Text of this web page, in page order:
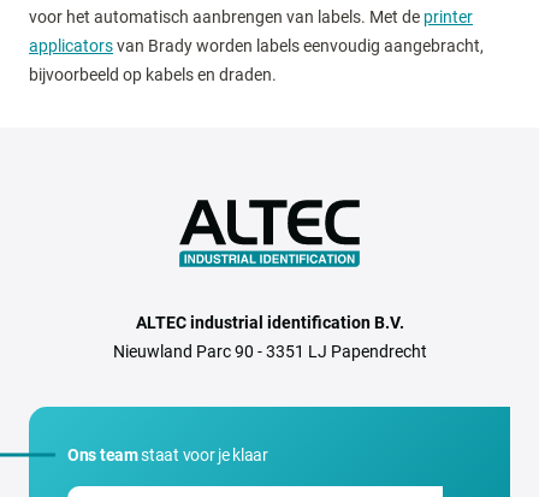
voor het automatisch aanbrengen van labels. Met de printer
applicatorsvan Brady worden labels eenvoudig aangebracht,
bijvoorbeeld op kabels en draden.
ALTEC industrial identification B.V.
Nieuwland Parc 90 - 3351 LJ Papendrecht
Ons teamstaat voor je klaar